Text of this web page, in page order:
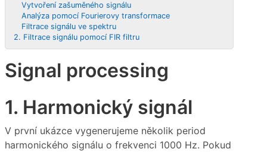
Vytvoření zašuměného signálu
Analýza pomocí Fourierovy transformace
Filtrace signálu ve spektru
2. Filtrace signálu pomocí FIR filtru
Signal processing
1. Harmonický signál
V první ukázce vygenerujeme několik period
harmonického signálu o frekvenci 1000 Hz. Pokud